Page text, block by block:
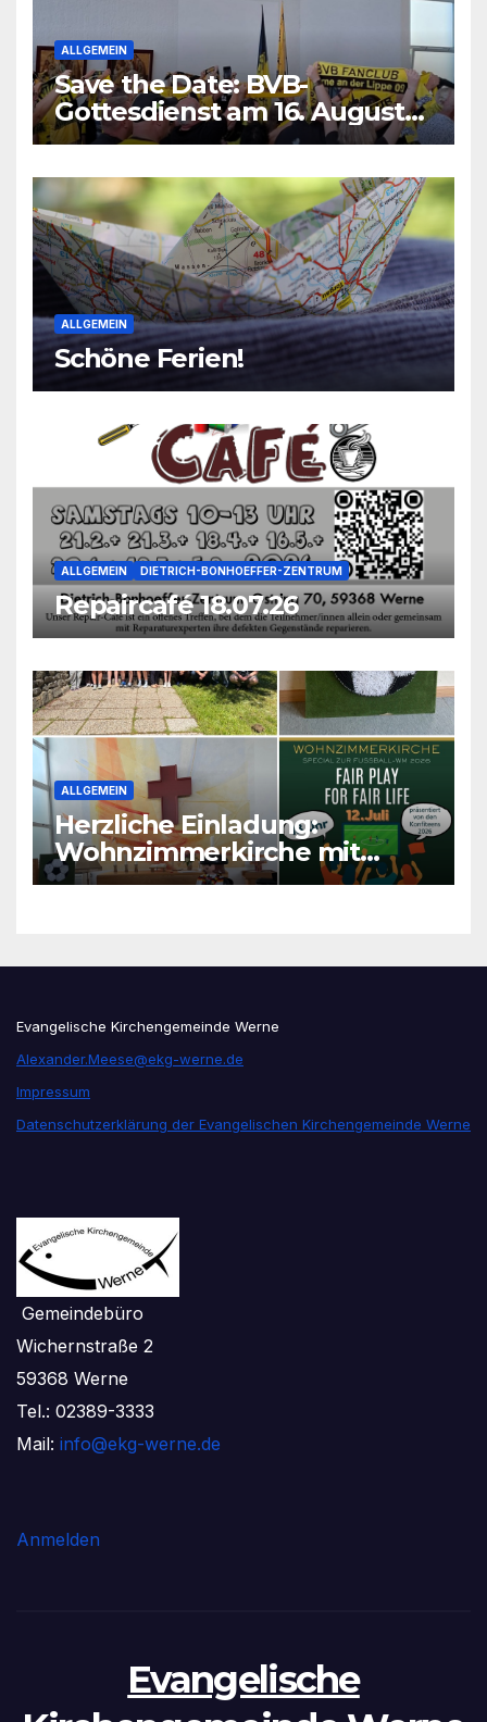
ALLGEMEIN
Save the Date: BVB-
Gottesdienst am 16. August
2026
ALLGEMEIN
Schöne Ferien!
ALLGEMEIN DIETRICH-BONHOEFFER-ZENTRUM
Repaircafé 18.07.26
ALLGEMEIN
Herzliche Einladung:
Wohnzimmerkirche mit
unseren Konfis
Evangelische Kirchengemeinde Werne
Alexander.Meese@ekg-werne.de
Impressum
Datenschutzerklärung der Evangelischen Kirchengemeinde Werne
Gemeindebüro
Wichernstraße 2
59368 Werne
Tel.: 02389-3333
Mail: info@ekg-werne.de
Anmelden
Evangelische